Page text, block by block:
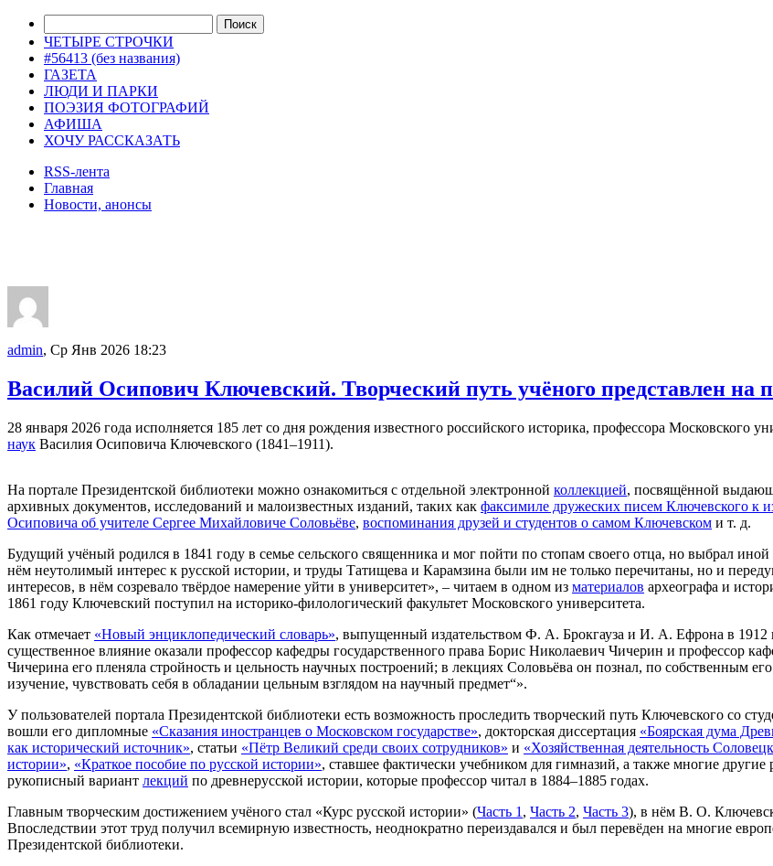
ЧЕТЫРЕ СТРОЧКИ
#56413 (без названия)
ГАЗЕТА
ЛЮДИ И ПАРКИ
ПОЭЗИЯ ФОТОГРАФИЙ
АФИША
ХОЧУ РАССКАЗАТЬ
RSS-лента
Главная
Новости, анонсы
admin, Ср Янв 2026 18:23
Василий Осипович Ключевский. Творческий путь учёного представлен на
28 января 2026 года исполняется 185 лет со дня рождения известного российского историка, профессора Московского
наук Василия Осиповича Ключевского (1841–1911).
На портале Президентской библиотеки можно ознакомиться с отдельной электронной коллекцией, посвящённой
архивных документов, исследований и малоизвестных изданий, таких как факсимиле дружеских писем Ключевского к
Осиповича об учителе Сергее Михайловиче Соловьёве, воспоминания друзей и студентов о самом Ключевском и т. д.
Будущий учёный родился в 1841 году в семье сельского священника и мог пойти по стопам своего отца, но выбрал
нём неутолимый интерес к русской истории, и труды Татищева и Карамзина были им не только перечитаны, но и
интересов, в нём созревало твёрдое намерение уйти в университет», – читаем в одном из материалов археографа и
1861 году Ключевский поступил на историко-филологический факультет Московского университета.
Как отмечает «Новый энциклопедический словарь», выпущенный издательством Ф. А. Брокгауза и И. А. Ефрона в 1912
существенное влияние оказали профессор кафедры государственного права Борис Николаевич Чичерин и профессор
Чичерина его пленяла стройность и цельность научных построений; в лекциях Соловьёва он познал, по собственным
изучение, чувствовать себя в обладании цельным взглядом на научный предмет“».
У пользователей портала Президентской библиотеки есть возможность проследить творческий путь Ключевского со
вошли его дипломные «Сказания иностранцев о Московском государстве», докторская диссертация «Боярская дума
как исторический источник», статьи «Пётр Великий среди своих сотрудников» и «Хозяйственная деятельность
истории», «Краткое пособие по русской истории», ставшее фактически учебником для гимназий, а также многие
рукописный вариант лекций по древнерусской истории, которые профессор читал в 1884–1885 годах.
Главным творческим достижением учёного стал «Курс русской истории» (Часть 1 , Часть 2, Часть 3), в нём В. О.
Впоследствии этот труд получил всемирную известность, неоднократно переиздавался и был перевёден на многие
Президентской библиотеки.